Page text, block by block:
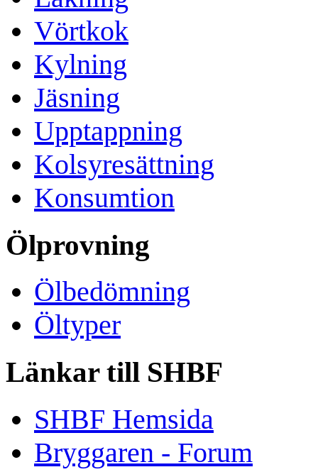
Vörtkok
Kylning
Jäsning
Upptappning
Kolsyresättning
Konsumtion
Ölprovning
Ölbedömning
Öltyper
Länkar till SHBF
SHBF Hemsida
Bryggaren - Forum